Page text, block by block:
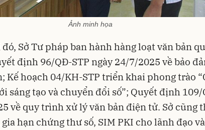
Ảnh minh họa
đó, Sở Tư pháp ban hành hàng loạt văn bản
định 96/QĐ-STP ngày 24/7/2025 về bảo
Kế hoạch 04/KH-STP triển khai phong trào
sáng tạo và chuyển đổi số”; Quyết định 109/
về quy trình xử lý văn bản điện tử. Sở cũng
hạn chứng thư số, SIM PKI cho lãnh đạo